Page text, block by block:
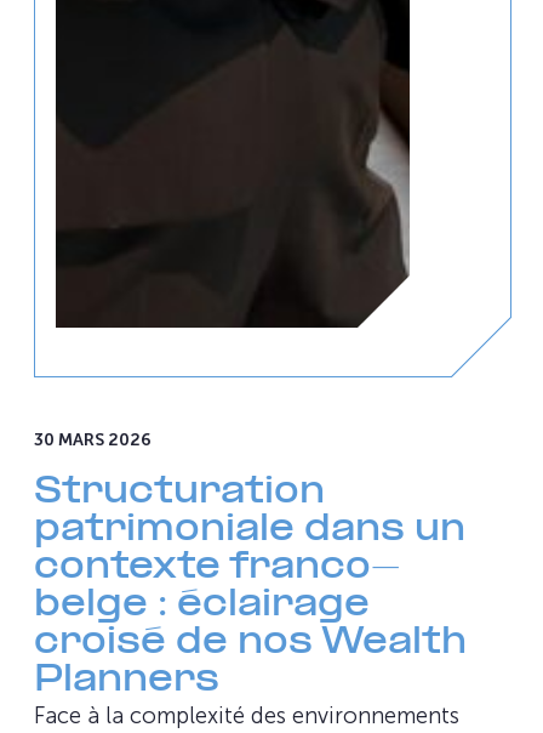
30 MARS 2026
Structuration
patrimoniale dans un
contexte franco-
belge : éclairage
croisé de nos Wealth
Planners
Face à la complexité des environnements